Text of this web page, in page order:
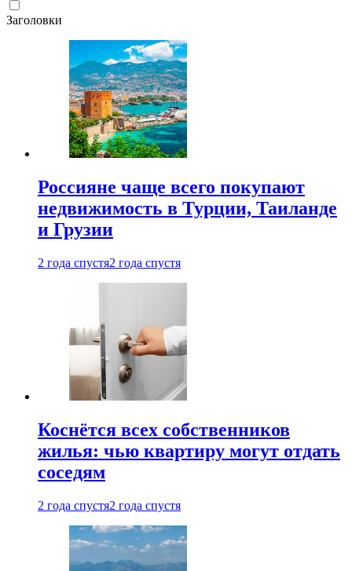
Заголовки
Россияне чаще всего покупают
недвижимость в Турции, Таиланде
и Грузии
2 года спустя2 года спустя
Коснётся всех собственников
жилья: чью квартиру могут отдать
соседям
2 года спустя2 года спустя